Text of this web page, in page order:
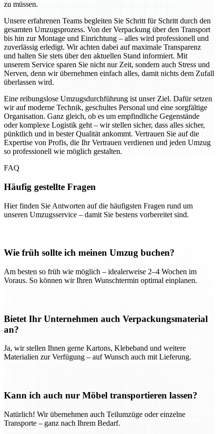
zu müssen.
Unsere erfahrenen Teams begleiten Sie Schritt für Schritt durch den
gesamten Umzugsprozess. Von der Verpackung über den Transport
bis hin zur Montage und Einrichtung – alles wird professionell und
zuverlässig erledigt. Wir achten dabei auf maximale Transparenz
und halten Sie stets über den aktuellen Stand informiert. Mit
unserem Service sparen Sie nicht nur Zeit, sondern auch Stress und
Nerven, denn wir übernehmen einfach alles, damit nichts dem Zufall
überlassen wird.
Eine reibungslose Umzugsdurchführung ist unser Ziel. Dafür setzen
wir auf moderne Technik, geschultes Personal und eine sorgfältige
Organisation. Ganz gleich, ob es um empfindliche Gegenstände
oder komplexe Logistik geht – wir stellen sicher, dass alles sicher,
pünktlich und in bester Qualität ankommt. Vertrauen Sie auf die
Expertise von Profis, die Ihr Vertrauen verdienen und jeden Umzug
so professionell wie möglich gestalten.
FAQ
Häufig gestellte Fragen
Hier finden Sie Antworten auf die häufigsten Fragen rund um
unseren Umzugsservice – damit Sie bestens vorbereitet sind.
Wie früh sollte ich meinen Umzug buchen?
Am besten so früh wie möglich – idealerweise 2–4 Wochen im
Voraus. So können wir Ihren Wunschtermin optimal einplanen.
Bietet Ihr Unternehmen auch Verpackungsmaterial
an?
Ja, wir stellen Ihnen gerne Kartons, Klebeband und weitere
Materialien zur Verfügung – auf Wunsch auch mit Lieferung.
Kann ich auch nur Möbel transportieren lassen?
Natürlich! Wir übernehmen auch Teilumzüge oder einzelne
Transporte – ganz nach Ihrem Bedarf.